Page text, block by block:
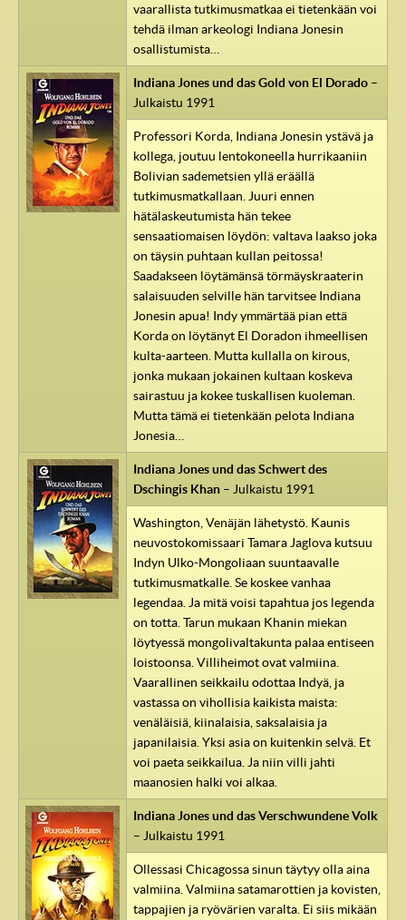
vaarallista tutkimusmatkaa ei tietenkään voi
tehdä ilman arkeologi Indiana Jonesin
osallistumista…
Indiana Jones und das Gold von El Dorado –
Julkaistu 1991
Professori Korda, Indiana Jonesin ystävä ja
kollega, joutuu lentokoneella hurrikaaniin
Bolivian sademetsien yllä eräällä
tutkimusmatkallaan. Juuri ennen
hätälaskeutumista hän tekee
sensaatiomaisen löydön: valtava laakso joka
on täysin puhtaan kullan peitossa!
Saadakseen löytämänsä törmäyskraaterin
salaisuuden selville hän tarvitsee Indiana
Jonesin apua! Indy ymmärtää pian että
Korda on löytänyt El Doradon ihmeellisen
kulta-aarteen. Mutta kullalla on kirous,
jonka mukaan jokainen kultaan koskeva
sairastuu ja kokee tuskallisen kuoleman.
Mutta tämä ei tietenkään pelota Indiana
Jonesia…
Indiana Jones und das Schwert des
Dschingis Khan – Julkaistu 1991
Washington, Venäjän lähetystö. Kaunis
neuvostokomissaari Tamara Jaglova kutsuu
Indyn Ulko-Mongoliaan suuntaavalle
tutkimusmatkalle. Se koskee vanhaa
legendaa. Ja mitä voisi tapahtua jos legenda
on totta. Tarun mukaan Khanin miekan
löytyessä mongolivaltakunta palaa entiseen
loistoonsa. Villiheimot ovat valmiina.
Vaarallinen seikkailu odottaa Indyä, ja
vastassa on vihollisia kaikista maista:
venäläisiä, kiinalaisia, saksalaisia ja
japanilaisia. Yksi asia on kuitenkin selvä. Et
voi paeta seikkailua. Ja niin villi jahti
maanosien halki voi alkaa.
Indiana Jones und das Verschwundene Volk
– Julkaistu 1991
Ollessasi Chicagossa sinun täytyy olla aina
valmiina. Valmiina satamarottien ja kovisten,
tappajien ja ryövärien varalta. Ei siis mikään